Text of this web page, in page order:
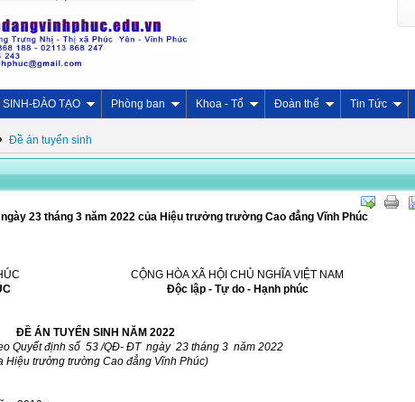
SINH-ĐÀO TẠO Phòng ban Khoa - Tổ Đoàn thể Tin Tức
Đề án tuyển sinh
23 tháng 3 năm 2022 của Hiệu trưởng trường Cao đẳng Vĩnh Phúc
CỘNG HÒA XÃ HỘI CHỦ NGHĨA VIỆT NAM
Độc lập - Tự do - Hạnh phúc
ĐỀ ÁN TUYỂN SINH NĂM 2022
Quyết định số 53 /QĐ- ĐT ngày 23 tháng 3 năm 2022
Hiệu trưởng trường Cao đẳng Vĩnh Phúc)